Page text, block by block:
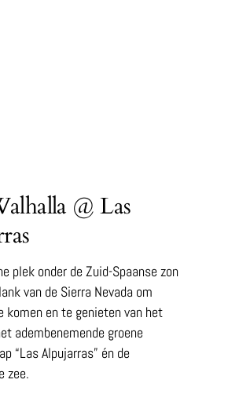
@ Las
plek onder de Zuid-Spaanse zon
van de Sierra Nevada om
komen en te genieten van het
adembenemende groene
“Las Alpujarras” én de
zee.